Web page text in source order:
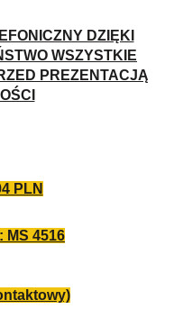
DZIĘKI
WSZYSTKIE
PREZENTACJĄ
PLN
MS 4516